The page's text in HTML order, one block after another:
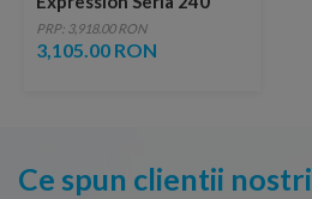
PRP: 3,918.00 RON
3,105.00 RON
Ce spun clientii nostri